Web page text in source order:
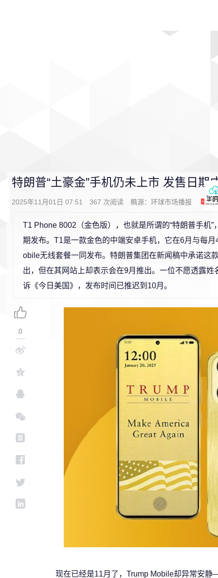
特朗普“土豪金”手机仍未上市 发售日期
2025年11月01日 07:51 367 次阅读 稿源： 环球市场播报 0
T1 Phone 8002（金色版），也就是所谓的“特朗普手机”
期发布。T1是一款金色的中端安卓手机，它在6月与每月
obile无线套餐一同发布。特朗普集团在新闻稿中承诺这
出，但在其网站上却表示会在9月推出。一位不愿透露姓
诉《今日美国》，发布时间已推迟到10月。
现在已经是11月了，Trump Mobile却异常安
0